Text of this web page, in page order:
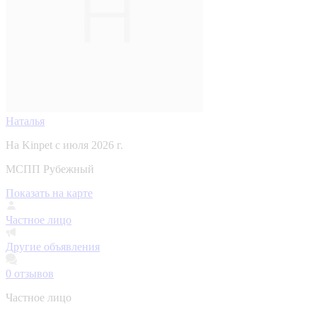
Наталья
На Kinpet c июля 2026 г.
МСПП Рубежный
Показать на карте
Частное лицо
Другие объявления
0 отзывов
Частное лицо